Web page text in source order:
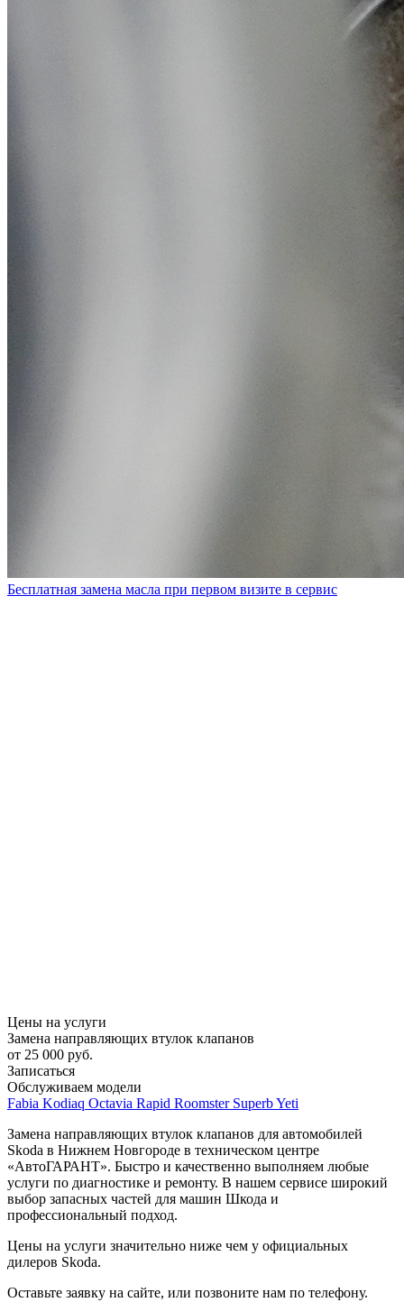
Бесплатная замена масла при первом визите в сервис
Цены на услуги
Замена направляющих втулок клапанов
от 25 000 руб.
Записаться
Обслуживаем модели
Fabia Kodiaq Octavia Rapid Roomster SuperbYeti
Замена направляющих втулок клапанов для автомобилей
Skoda в Нижнем Новгороде в техническом центре
«АвтоГАРАНТ». Быстро и качественно выполняем любые
услуги по диагностике и ремонту. В нашем сервисе широкий
выбор запасных частей для машин Шкода и
профессиональный подход.
Цены на услуги значительно ниже чем у официальных
дилеров Skoda.
Оставьте заявку на сайте, или позвоните нам по телефону.